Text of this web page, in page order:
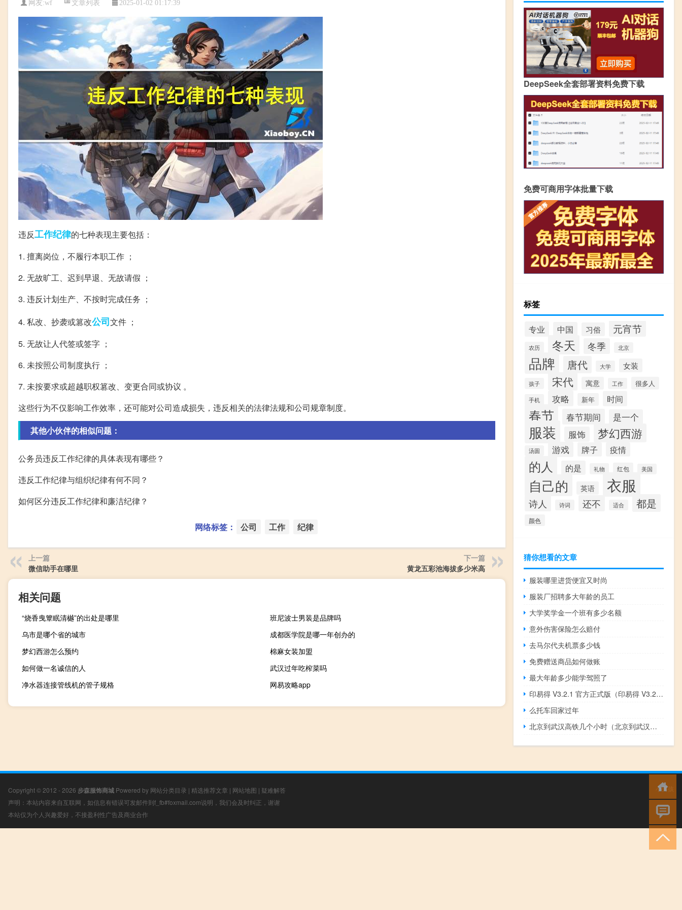
网友:wf 2025-01-02 01:17:39
违反工作纪律的七种表现主要包括：
1. 擅离岗位，不履行本职工作 ；
2. 无故旷工、迟到早退、无故请假 ；
3. 违反计划生产、不按时完成任务 ；
4. 私改、抄袭或篡改公司文件 ；
5. 无故让人代签或签字 ；
6. 未按照公司制度执行 ；
7. 未按要求或超越职权篡改、变更合同或协议 。
这些行为不仅影响工作效率，还可能对公司造成损失，违反相关的法律法规和公司规章制度。
其他小伙伴的相似问题：
公务员违反工作纪律的具体表现有哪些？
违反工作纪律与组织纪律有何不同？
如何区分违反工作纪律和廉洁纪律？
网络标签： 公司 工作 纪律
上一篇
微信助手在哪里
下一篇
黄龙五彩池海拔多少米高
相关问题
“烧香曳簟眠清樾”的出处是哪里
班尼波士男装是品牌吗
乌市是哪个省的城市
成都医学院是哪一年创办的
梦幻西游怎么预约
棉麻女装加盟
如何做一名诚信的人
武汉过年吃榨菜吗
净水器连接管线机的管子规格
网易攻略app
DeepSeek全套部署资料免费下载
免费可商用字体批量下载
标签
专业 中国 习俗 元宵节
农历 冬天 冬季 北京
品牌 唐代 大学 女装
孩子 宋代 寓意 工作 很多人
手机 攻略 新年 时间
春节 春节期间 是一个
服装 服饰 梦幻西游
汤圆 游戏 牌子 疫情
的人 的是 礼物 红包 美国
自己的 英语 衣服
诗人 诗词 还不 适合 都是
颜色
猜你想看的文章
服装哪里进货便宜又时尚
服装厂招聘多大年龄的员工
大学奖学金一个班有多少名额
意外伤害保险怎么赔付
去马尔代夫机票多少钱
免费赠送商品如何做账
最大年龄多少能学驾照了
印易得 V3.2.1 官方正式版（印易得 V3.2.1 官方正式版功能简介）
么托车回家过年
北京到武汉高铁几个小时（北京到武汉高铁）
Copyright © 2012 - 2026 步森服饰商城 Powered by 网站分类目录 | 精选推荐文章 | 网站地图 | 疑难解答
声明：本站内容来自互联网，如信息有错误可发邮件到f_fb#foxmail.com说明，我们会及时纠正，谢谢
本站仅为个人兴趣爱好，不接盈利性广告及商业合作
小男孩